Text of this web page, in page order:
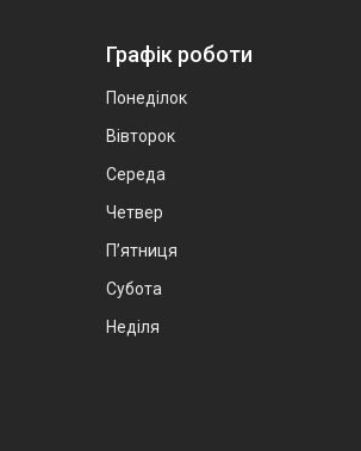
Графік роботи
Понеділок
Вівторок
Середа
Четвер
Пʼятниця
Субота
Неділя